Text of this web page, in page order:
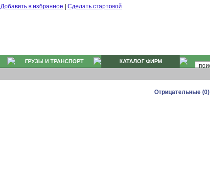
Добавить в избранное Сделать стартовой
ГРУЗЫ И ТРАНСПОРТ КАТАЛОГ ФИРМ
Отрицательные (0)